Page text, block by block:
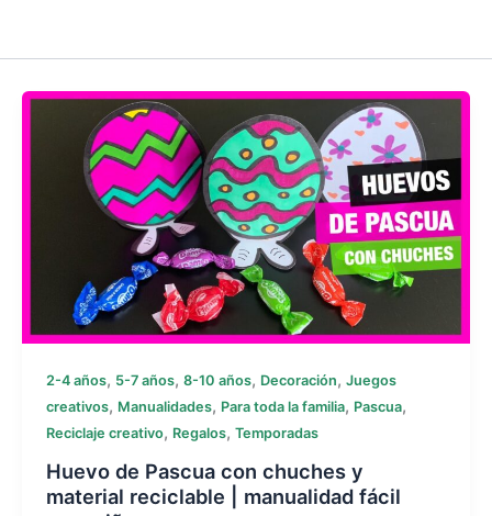
2-4 años, 5-7 años, 8-10 años, Decoración, Juegos
creativos, Manualidades, Para toda la familia, Pascua,
Reciclaje creativo, Regalos, Temporadas
Huevo de Pascua con chuches y
material reciclable | manualidad fácil